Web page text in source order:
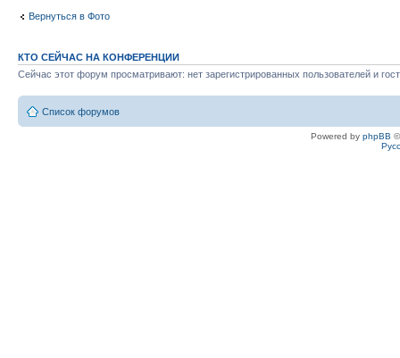
Вернуться в Фото
КТО СЕЙЧАС НА КОНФЕРЕНЦИИ
Сейчас этот форум просматривают: нет зарегистрированных пользователей и
Список форумов
Powered by phpBB